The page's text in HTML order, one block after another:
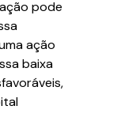
pode
ação
baixa